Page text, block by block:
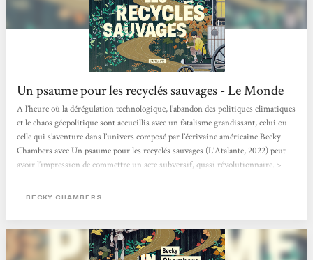
Un psaume pour les recyclés sauvages - Le Monde
A l’heure où la dérégulation technologique, l’abandon des politiques climatiques
et le chaos géopolitique sont accueillis avec un fatalisme grandissant, celui ou
celle qui s’aventure dans l’univers composé par l’écrivaine américaine Becky
Chambers avec Un psaume pour les recyclés sauvages (L’Atalante, 2022) peut
avoir l’impression de commettre un acte subversif, quasi révolutionnaire. >
BECKY CHAMBERS